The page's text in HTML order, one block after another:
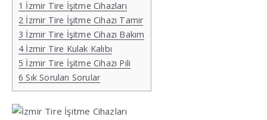
1 İzmir Tire İşitme Cihazları
2 İzmir Tire İşitme Cihazı Tamir
3 İzmir Tire İşitme Cihazı Bakım
4İzmir Tire Kulak Kalıbı
5 İzmir Tire İşitme Cihazı Pili
6 Sık Sorulan Sorular